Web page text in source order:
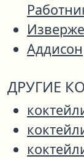
Аддисон
ДРУГИЕ